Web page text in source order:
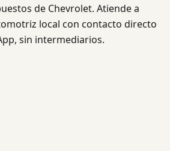
de Chevrolet. Atiende a
local con contacto directo
sin intermediarios.